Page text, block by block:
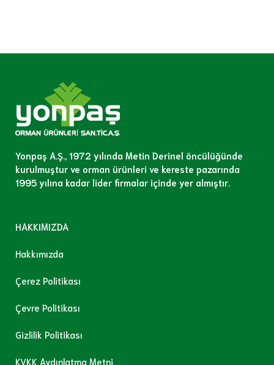
Yonpaş A.Ş., 1972 yılında Metin Derinel öncülüğünde
kurulmuştur ve orman ürünleri ve kereste pazarında
1995 yılına kadar lider firmalar içinde yer almıştır.
HAKKIMIZDA
Hakkımızda
Çerez Politikası
Çevre Politikası
Gizlilik Politikası
KVKK Aydınlatma Metni